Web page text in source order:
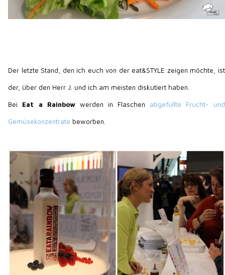
Der letzte Stand, den ich euch von der eat&STYLE zeigen möchte, ist
der, über den Herr J. und ich am meisten diskutiert haben.
Bei Eat a Rainbowwerden in Flaschen abgefüllte Frucht- und
Gemüsekonzentrate beworben.